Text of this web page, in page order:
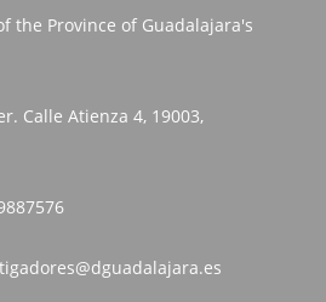
the Province of Guadalajara's
Calle Atienza 4, 19003,